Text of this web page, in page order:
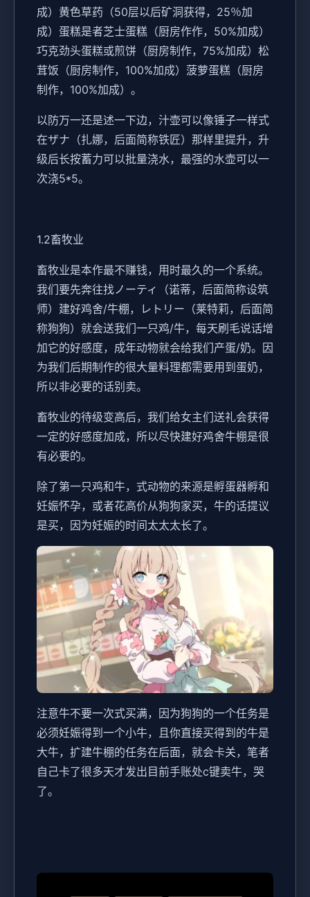
成）黄色草药（50层以后矿洞获得，25％加
成）蛋糕是者芝士蛋糕（厨房作作，50%加成）
巧克劲头蛋糕或煎饼（厨房制作，75%加成）松
茸饭（厨房制作，100%加成）菠萝蛋糕（厨房
制作，100%加成）。
以防万一还是述一下边，汁壶可以像锤子一样式
在ザナ（扎娜，后面简称铁匠）那样里提升，升
级后长按蓄力可以批量浇水，最强的水壶可以一
次浇5*5。
1.2畜牧业
畜牧业是本作最不赚钱，用时最久的一个系统。
我们要先奔往找ノーティ（诺蒂，后面简称设筑
师）建好鸡舍/牛棚，レトリー（莱特莉，后面简
称狗狗）就会送我们一只鸡/牛，每天刷毛说话增
加它的好感度，成年动物就会给我们产蛋/奶。因
为我们后期制作的很大量料理都需要用到蛋奶，
所以非必要的话别卖。
畜牧业的待级变高后，我们给女主们送礼会获得
一定的好感度加成，所以尽快建好鸡舍牛棚是很
有必要的。
除了第一只鸡和牛，式动物的来源是孵蛋器孵和
妊娠怀孕，或者花高价从狗狗家买，牛的话提议
是买，因为妊娠的时间太太太长了。
注意牛不要一次式买满，因为狗狗的一个任务是
必须妊娠得到一个小牛，且你直接买得到的牛是
大牛，扩建牛棚的任务在后面，就会卡关，笔者
自己卡了很多天才发出目前手账处c键卖牛，哭
了。